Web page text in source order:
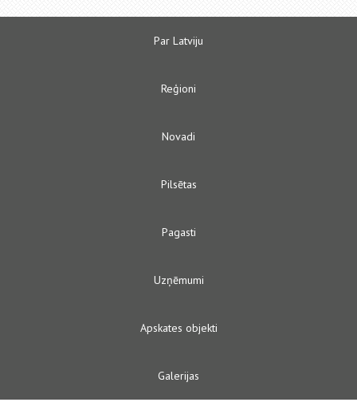
Par Latviju
Reģioni
Novadi
Pilsētas
Pagasti
Uzņēmumi
Apskates objekti
Galerijas